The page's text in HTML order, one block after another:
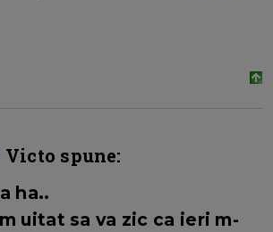
Victo spune:
ha..
uitat sa va zic ca ieri m-